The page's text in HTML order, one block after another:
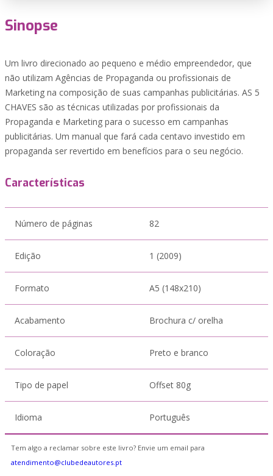
Sinopse
Um livro direcionado ao pequeno e médio empreendedor, que
não utilizam Agências de Propaganda ou profissionais de
Marketing na composição de suas campanhas publicitárias. AS 5
CHAVES são as técnicas utilizadas por profissionais da
Propaganda e Marketing para o sucesso em campanhas
publicitárias. Um manual que fará cada centavo investido em
propaganda ser revertido em benefícios para o seu negócio.
Características
Número de páginas 82
Edição 1 (2009)
Formato A5 (148x210)
Acabamento Brochura c/ orelha
Coloração Preto e branco
Tipo de papel Offset 80g
Idioma Português
Tem algo a reclamar sobre este livro? Envie um email para
atendimento@clubedeautores.pt